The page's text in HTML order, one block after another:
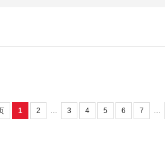
1 2 … 3 4 5 6 7 …